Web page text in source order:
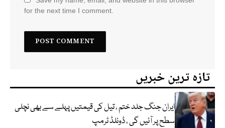
for the next time I comment.
تازہ ترین خبریں
ایران جنگ جلد ختم ، تیل کی قیمتیں پہلے سے بھی نچلی
سطح پر آئیں گی ، ڈونلڈ ٹرمپ